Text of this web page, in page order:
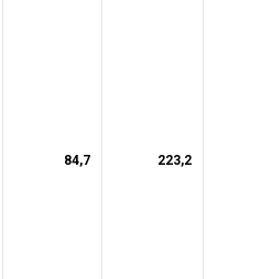
84,7 223,2